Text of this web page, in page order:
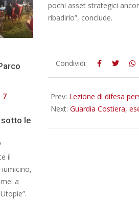
pochi asset strategici
ribadirlo”, conclude.
2024-
11-
Condividi:
Prev: Lezione di difesa
Next: Guardia Costiera,
7
sotto le
il
a